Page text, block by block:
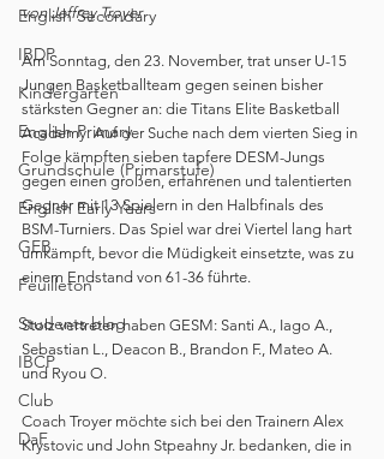
English Secondary
IBDP
Kindergarten
English Primary
Grundschule (Primarstufe)
English Early Years
GEB
Feuilleton
Students blog
IBCP
Club
DaF
von Jeffrey Troyer
Am Sonntag, den 23. November, trat unser U-15
Jungen Basketballteam gegen seinen bisher
stärksten Gegner an: die Titans Elite Basketball
Academy. Auf der Suche nach dem vierten Sieg in
Folge kämpften sieben tapfere DESM-Jungs
gegen einen großen, erfahrenen und talentierten
Gegner mit 13 Spielern in den Halbfinals des
BSM-Turniers. Das Spiel war drei Viertel lang hart
umkämpft, bevor die Müdigkeit einsetzte, was zu
einem Endstand von 61-36 führte.
Stolz vertreten haben GESM: Santi A., Iago A.,
Sebastian L., Deacon B., Brandon F., Mateo A.
und Ryou O.
Coach Troyer möchte sich bei den Trainern Alex
Krystovic und John Stpeahny Jr. bedanken, die in